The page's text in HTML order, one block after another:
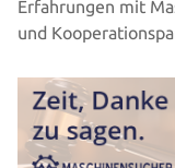
Erfah­run­gen mit
und